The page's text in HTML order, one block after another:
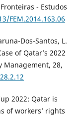
- Estudos
FEM.2014.163.06
Dos-Santos, L.
of Qatar’s 2022
Management, 28,
2022: Qatar is
of workers’ rights